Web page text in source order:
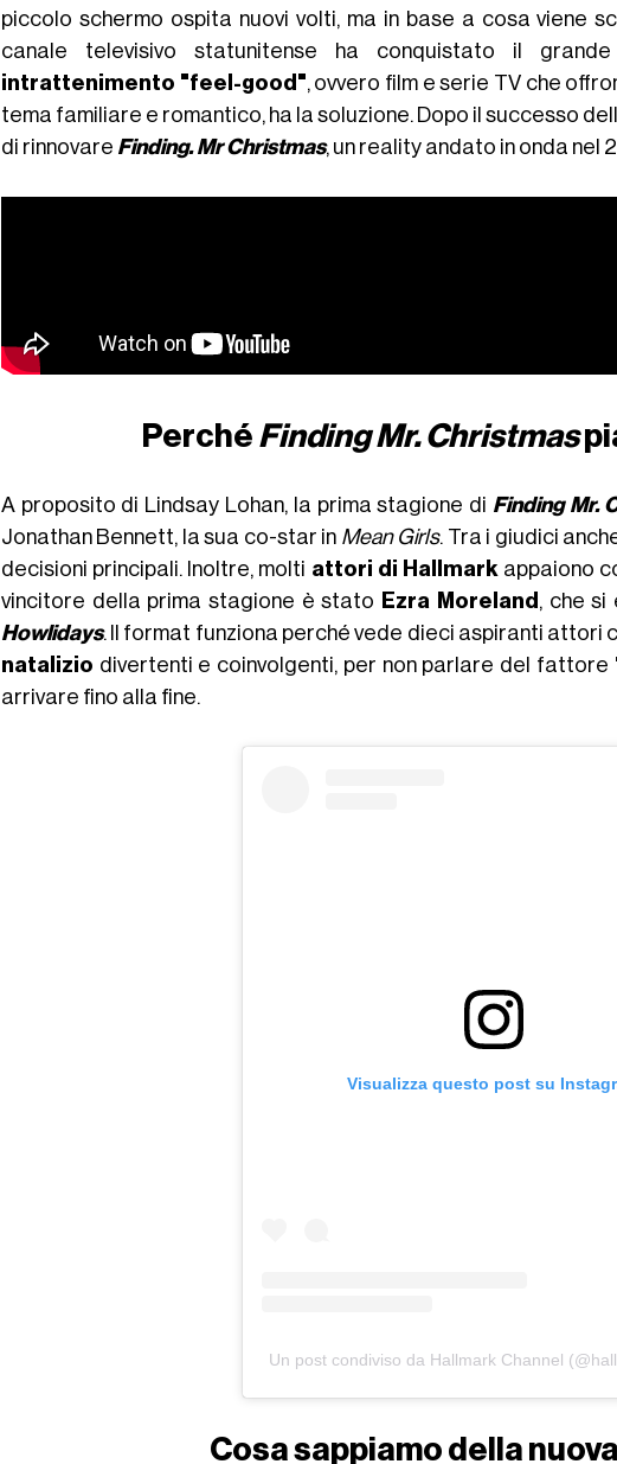
piccolo schermo ospita nuovi volti, ma in base a cosa viene
canale televisivo statunitense ha conquistato il
intrattenimento "feel-good", ovvero film e serie TV che
tema familiare e romantico, ha la soluzione. Dopo il successo
di rinnovare Finding. Mr Christmas, un reality andato in onda nel
Perché Finding Mr. Christmas
A proposito di Lindsay Lohan, la prima stagione di Finding Mr.
Jonathan Bennett, la sua co-star in Mean Girls. Tra i giudici
decisioni principali. Inoltre, molti attori di Hallmark appaiono
vincitore della prima stagione è stato
Ezra Moreland , che si
Howlidays. Il format funziona perché vede dieci aspiranti attori
natalizio divertenti e coinvolgenti, per non parlare del
arrivare fino alla fine.
Visualizza questo post su
Un post condiviso da Hallmark Channel
Cosa sappiamo della